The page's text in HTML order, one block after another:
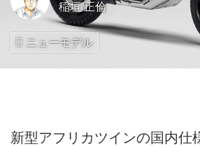
稲垣 正倫
ニューモデル
新型アフリカツインの国内仕